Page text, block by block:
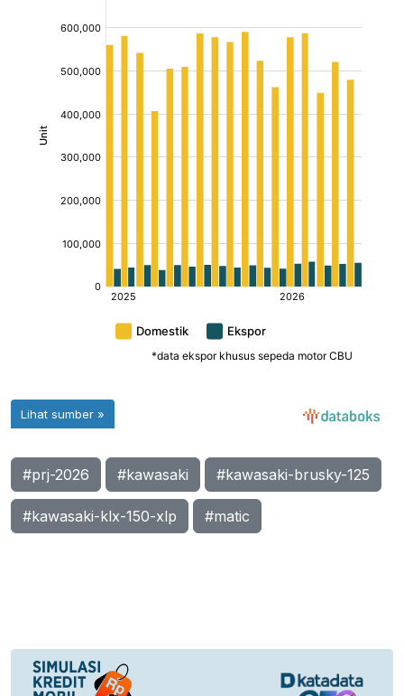
#prj-2026 #kawasaki #kawasaki-brusky-125
#kawasaki-klx-150-xlp #matic